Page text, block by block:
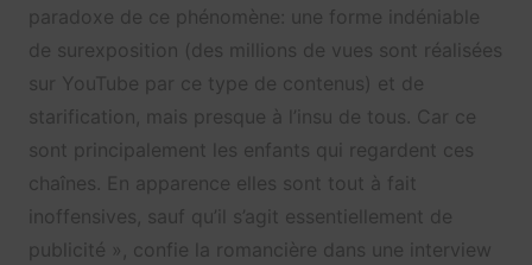
paradoxe de ce phénomène: une forme indéniable
de surexposition (des millions de vues sont réalisées
sur YouTube par ce type de contenus) et de
starification, mais presque à l’insu de tous. Car ce
sont principalement les enfants qui regardent ces
chaînes. En apparence elles sont tout à fait
inoffensives, sauf qu’il s’agit essentiellement de
publicité », confie la romancière dans une interview